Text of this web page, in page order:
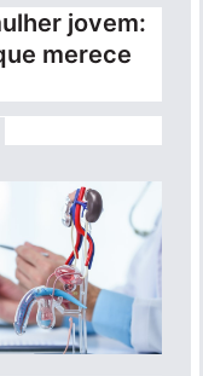
jovem:
merece